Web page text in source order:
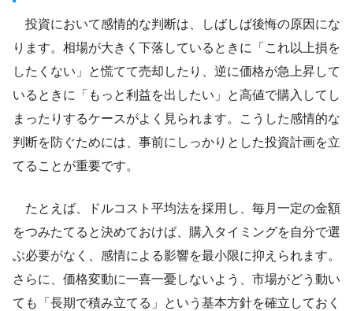
投資において感情的な判断は、しばしば後悔の原因にな
ります。相場が大きく下落しているときに「これ以上損を
したくない」と慌てて売却したり、逆に価格が急上昇して
いるときに「もっと利益を出したい」と高値で購入してし
まったりするケースがよく見られます。こうした感情的な
判断を防ぐためには、事前にしっかりとした投資計画を立
てることが重要です。
たとえば、ドルコスト平均法を採用し、毎月一定の金額
をつみたてると決めておけば、購入タイミングを自分で選
ぶ必要がなく、感情による影響を最小限に抑えられます。
さらに、価格変動に一喜一憂しないよう、市場がどう動い
ても「長期で積み立てる」という基本方針を確立しておく